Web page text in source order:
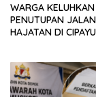
WARGA KELUHKAN
PENUTUPAN
HAJATAN DI